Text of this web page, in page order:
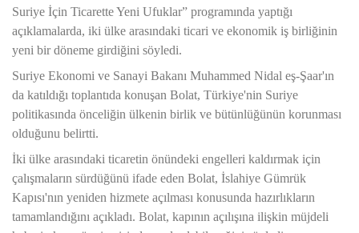
Suriye İçin Ticarette Yeni Ufuklar” programında yaptığı
açıklamalarda, iki ülke arasındaki ticari ve ekonomik iş birliğinin
yeni bir döneme girdiğini söyledi.
Suriye Ekonomi ve Sanayi Bakanı Muhammed Nidal eş-Şaar'ın
da katıldığı toplantıda konuşan Bolat, Türkiye'nin Suriye
politikasında önceliğin ülkenin birlik ve bütünlüğünün korunması
olduğunu belirtti.
İki ülke arasındaki ticaretin önündeki engelleri kaldırmak için
çalışmaların sürdüğünü ifade eden Bolat, İslahiye Gümrük
Kapısı'nın yeniden hizmete açılması konusunda hazırlıkların
tamamlandığını açıkladı. Bolat, kapının açılışına ilişkin müjdeli